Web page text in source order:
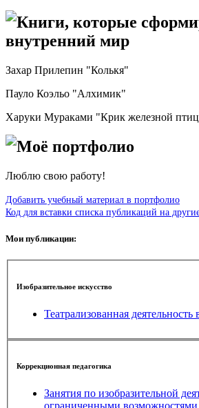
Книги, которые
внутренний мир
Захар Прилепин "Колькя"
Пауло Коэльо "Алхимик"
Харуки Мураками "Крик железной
Моё портфолио
Люблю свою работу!
Добавить учебный материал в портфолио
Код для вставки списка публикаций на
Мои публикации:
Изобразительное искусство
Театрализованная деятельность
Коррекционная педагогика
Занятия по изобразительной